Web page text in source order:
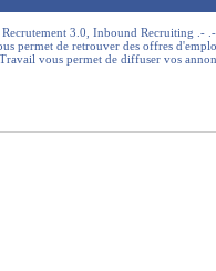
Recrutement 3.0, Inbound Recruiting .-
permet de retrouver des offres
vous permet de diffuser vos